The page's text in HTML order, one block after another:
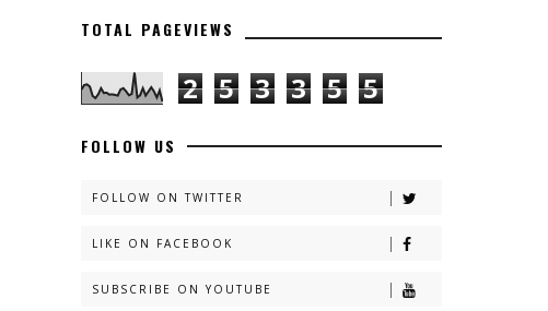
TOTAL PAGEVIEWS
2 5 3 3 5 5
FOLLOW US
FOLLOW ON TWITTER
LIKE ON FACEBOOK
SUBSCRIBE ON YOUTUBE